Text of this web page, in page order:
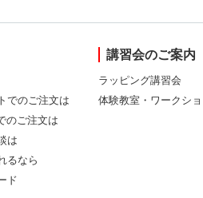
でのご注文は
のご注文は
は
るなら
ド
講習会のご案内
ラッピング講習会
体験教室・ワークシ